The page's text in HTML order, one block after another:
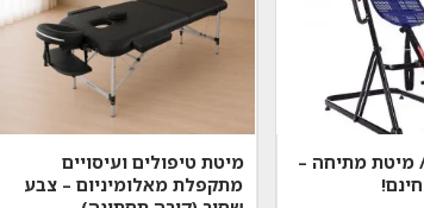
מיטת מתיחה –
מיטת טיפולים ועיסויים
מתקפלת מאלומיניום – צבע